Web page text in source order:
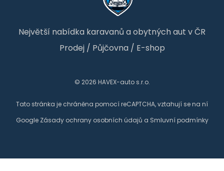
Největší nabídka karavanů a obytných aut v ČR
Prodej/ Půjčovna/ E-shop
© 2026 HAVEX-auto s.r.o.
Tato stránka je chráněna pomocí reCAPTCHA, vztahují se na ní
Google Zásady ochrany osobních údajů a Smluvní podmínky